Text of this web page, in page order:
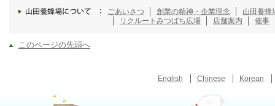
ごあいさつ 創業の精神・企業理念
山田養蜂
リクルート みつばち広場 店舗案内 催事
このページの先頭へ
English Chinese Korean